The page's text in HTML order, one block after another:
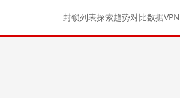
封锁列表探索趋势对比数据VPN